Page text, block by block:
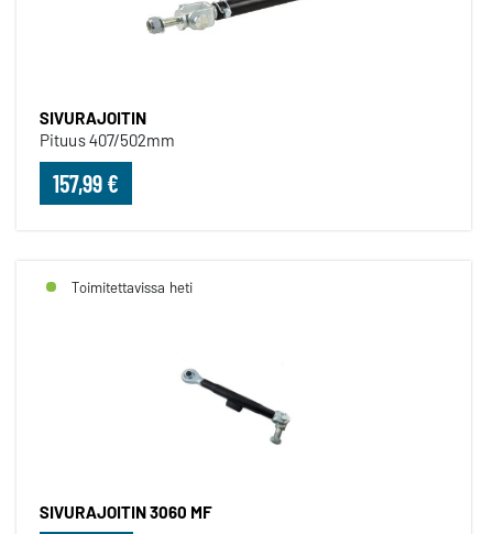
SIVURAJOITIN
Pituus 407/502mm
157,99 €
Toimitettavissa heti
SIVURAJOITIN 3060 MF